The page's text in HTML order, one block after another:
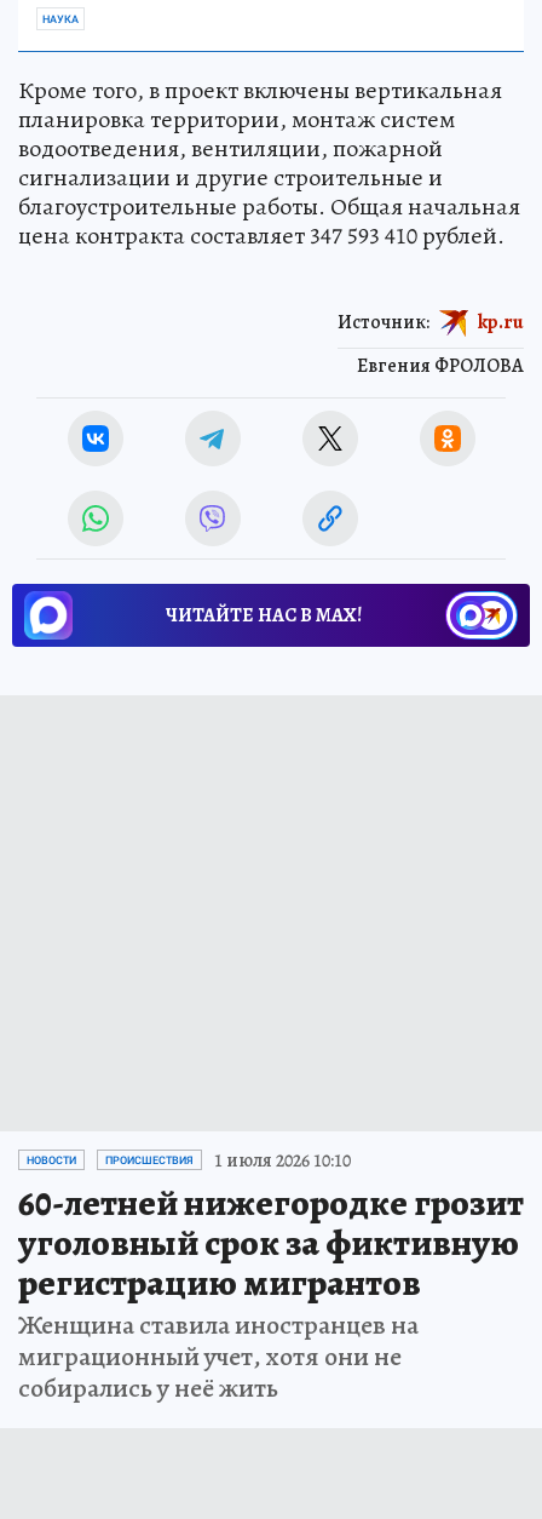
НАУКА
Кроме того, в проект включены вертикальная
планировка территории, монтаж систем
водоотведения, вентиляции, пожарной
сигнализации и другие строительные и
благоустроительные работы. Общая начальная
цена контракта составляет 347 593 410 рублей.
Евгения ФРОЛОВА
Источник: kp.ru
ЧИТАЙТЕ НАС В МАХ!
НОВОСТИ ПРОИСШЕСТВИЯ 1 июля 2026 10:10
60-летней нижегородке грозит
уголовный срок за фиктивную
регистрацию мигрантов
Женщина ставила иностранцев на
миграционный учет, хотя они не
собирались у неё жить